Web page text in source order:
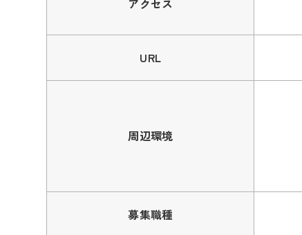
アクセス
URL
周辺環境
募集職種